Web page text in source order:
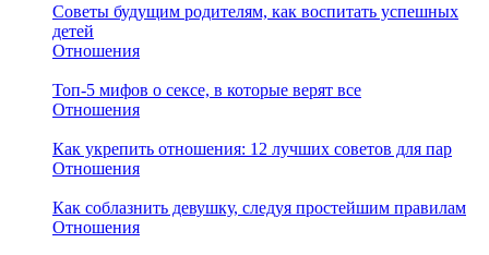
Советы будущим родителям, как воспитать успешных
детей
Отношения
Топ-5 мифов о сексе, в которые верят все
Отношения
Как укрепить отношения: 12 лучших советов для пар
Отношения
Как соблазнить девушку, следуя простейшим правилам
Отношения